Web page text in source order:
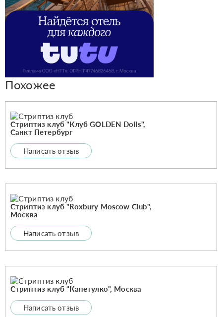
Похожее
Стриптиз клуб "Клуб GOLDEN Dolls",
Санкт Петербург
Написать отзыв
Стриптиз клуб "Roxbury Moscow Club",
Москва
Написать отзыв
Стриптиз клуб "Капетулко", Москва
Написать отзыв